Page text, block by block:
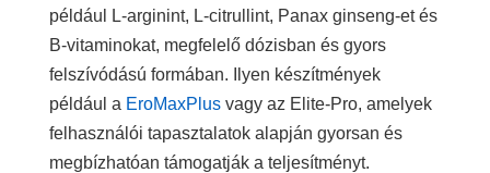
például L-arginint, L-citrullint, Panax ginseng-et és
B-vitaminokat, megfelelő dózisban és gyors
felszívódású formában. Ilyen készítmények
például a EroMaxPlus vagy az Elite-Pro, amelyek
felhasználói tapasztalatok alapján gyorsan és
megbízhatóan támogatják a teljesítményt.